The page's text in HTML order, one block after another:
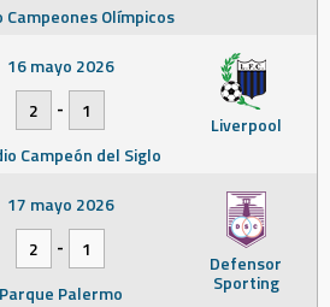
Campeones Olímpicos
Liverpool
16 mayo 2026
2
-
1
Campeón del Siglo
Defensor
Sporting
17 mayo 2026
2
-
1
Parque Palermo